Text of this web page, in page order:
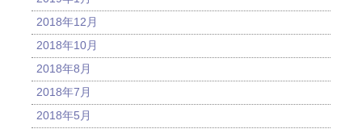
2018年12月
2018年10月
2018年8月
2018年7月
2018年5月